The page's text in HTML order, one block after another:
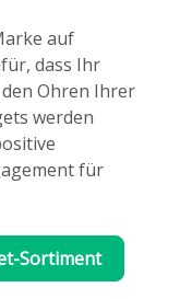
auf
dass Ihr
Ohren Ihrer
werden
für
Sortiment